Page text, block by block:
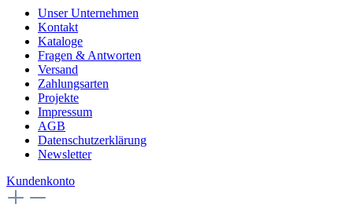
Unser Unternehmen
Kontakt
Kataloge
Fragen & Antworten
Versand
Zahlungsarten
Projekte
Impressum
AGB
Datenschutzerklärung
Newsletter
Kundenkonto